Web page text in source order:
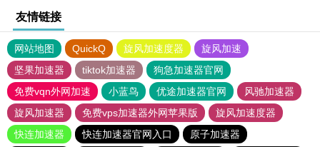
友情链接
网站地图 QuickQ 旋风加速度器
旋风加速
坚果加速器
tiktok加速器
狗急加速器官网
免费vqn外网加速
小蓝鸟 优途加速器官网
风驰加速器
旋风加速器
免费vps加速器外网苹果版
旋风加速度器
快连加速器
快连加速器官网入口
原子加速器